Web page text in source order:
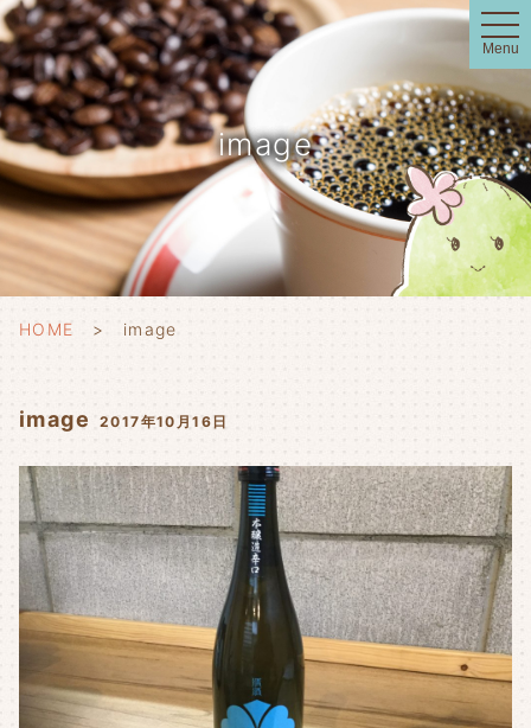
t
o
g
g
l
e
n
a
v
i
g
a
t
i
o
n
Menu
image
HOME image
image 2017年10月16日